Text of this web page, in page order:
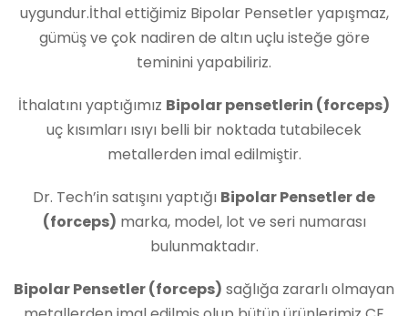
uygundur.İthal ettiğimiz Bipolar Pensetler yapışmaz,
gümüş ve çok nadiren de altın uçlu isteğe göre
teminini yapabiliriz.
İthalatını yaptığımız Bipolar pensetlerin (forceps)
uç kısımları ısıyı belli bir noktada tutabilecek
metallerden imal edilmiştir.
Dr. Tech’in satışını yaptığı Bipolar Pensetler de
(forceps) marka, model, lot ve seri numarası
bulunmaktadır.
Bipolar Pensetler (forceps) sağlığa zararlı olmayan